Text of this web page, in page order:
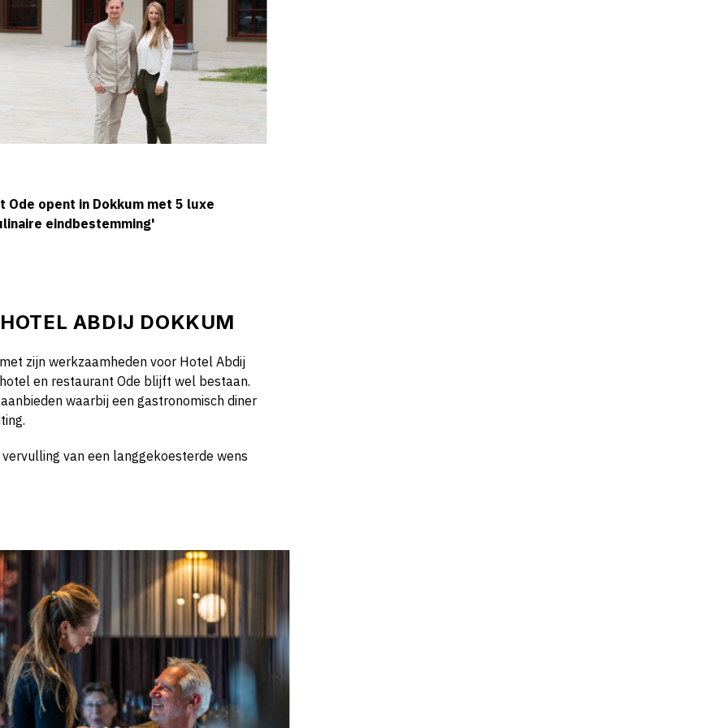
Ode opent in Dokkum met 5 luxe
eindbestemming'
ABDIJ DOKKUM
zijn werkzaamheden voor Hotel Abdij
en restaurant Ode blijft wel bestaan.
waarbij een gastronomisch diner
van een langgekoesterde wens